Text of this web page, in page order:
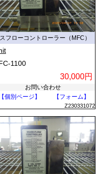
フローコントローラー（MFC）
1100
30,000円
お問い合わせ
【個別ページ】
【フォーム】
Z230331072